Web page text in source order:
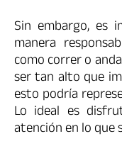
Sin embargo, es
manera
como correr o
ser tan alto que
esto podría
Lo ideal es
atención en lo que